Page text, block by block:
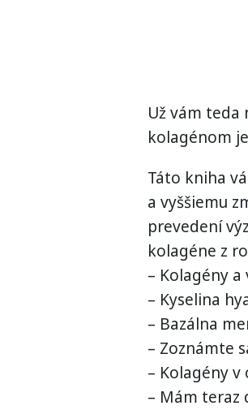
Už vám
kolagénom
Táto kniha
a vyššiemu
prevedení
kolagéne z
– Kolagény
– Kyselina
– Bazálna
– Zoznámte
– Kolagény v
– Mám teraz